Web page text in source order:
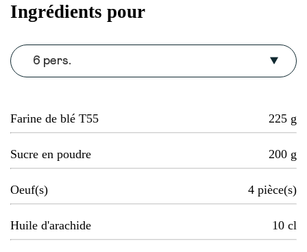
Ingrédients pour
6 pers.
Farine de blé T55 225 g
Sucre en poudre 200 g
Oeuf(s) 4 pièce(s)
Huile d'arachide 10 cl